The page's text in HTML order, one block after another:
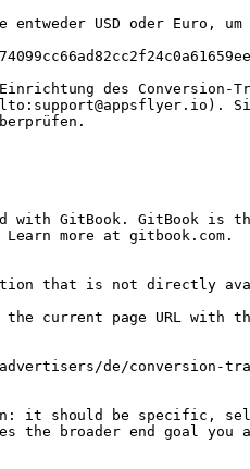
USD oder Euro,
des
with GitBook. GitBook is
more at gitbook.com.
that is not directly
the current page URL
de/conversion-
it should be specific,
the broader end goal